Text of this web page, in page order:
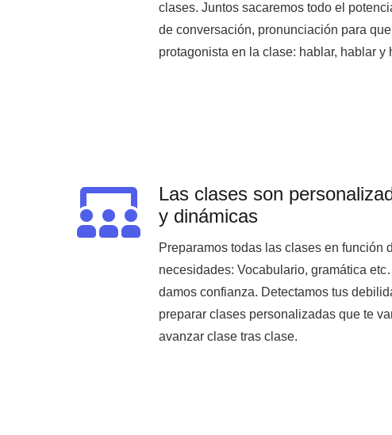
clases. Juntos sacaremos todo el
de conversación, pronunciación para
protagonista en la clase: hablar, hablar
Las clases son
y dinámicas
Preparamos todas las clases en función
necesidades: Vocabulario, gramática
damos confianza. Detectamos tus
preparar clases personalizadas que te
avanzar clase tras clase.